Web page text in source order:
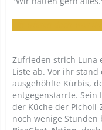
Zufrieden strich Luna
Liste ab. Vor ihr
ausgehöhlte Kürbis,
entgegenstarrte. Sein
der Küche der
noch wenige